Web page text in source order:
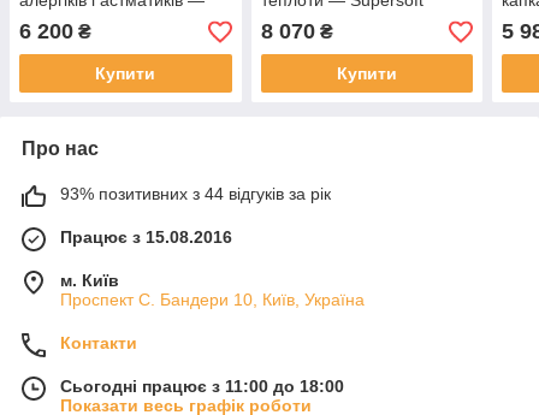
Medical Medium 140 x 200.
Словлення
6 200 ₴
Купити
Medium, (Словіння) 220 х
200
8 070₴
Купити
5
Про нас
93% позитивних з 44 відгуків за рік
Працює з 15.08.2016
м. Київ
Проспект С. Бандери 10, Київ, Україна
Контакти
Сьогодні працює з 11:00 до 18:00
Показати весь графік роботи